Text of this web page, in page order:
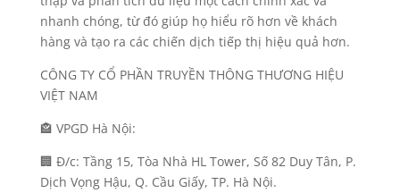
nhanh chóng, từ đó giúp họ hiểu rõ hơn về khách
hàng và tạo ra các chiến dịch tiếp thị hiệu quả hơn.
CÔNG TY CỔ PHẦN TRUYỀN THÔNG THƯƠNG HIỆU
VIỆT NAM
🏤 VPGD Hà Nội:
🏢 Đ/c: Tầng 15, Tòa Nhà HL Tower, Số 82 Duy Tân, P.
Dịch Vọng Hậu, Q. Cầu Giấy, TP. Hà Nội.